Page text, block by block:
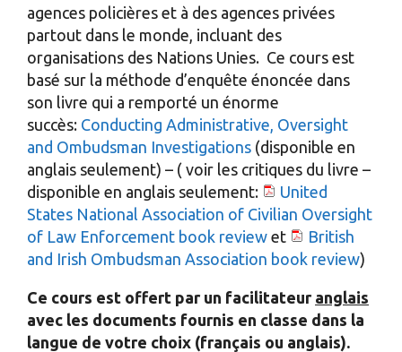
agences policières et à des agences privées
partout dans le monde, incluant des
organisations des Nations Unies. Ce cours est
basé sur la méthode d’enquête énoncée dans
son livre qui a remporté un énorme
succès: Conducting Administrative, Oversight
and Ombudsman Investigations (disponible en
anglais seulement) – ( voir les critiques du livre –
disponible en anglais seulement:
United
States National Association of Civilian Oversight
of Law Enforcement book review et
British
and Irish Ombudsman Association book review)
Ce cours est offert par un facilitateur anglais
avec les documents fournis en classe dans la
langue de votre choix (français ou anglais).